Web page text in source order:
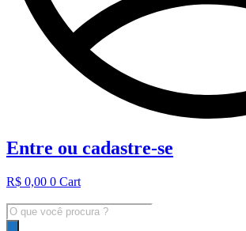
Entre ou cadastre-se
R$ 0,00 0 Cart
Pesquisar
produtos